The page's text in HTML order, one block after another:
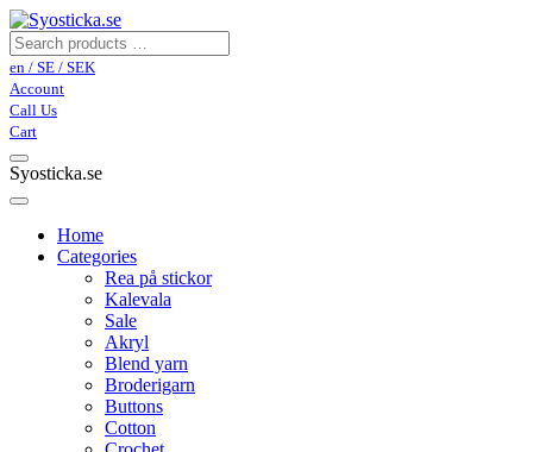
en / SE / SEK
Account
Call Us
Cart
Syosticka.se
Home
Categories
Rea på stickor
Kalevala
Sale
Akryl
Blend yarn
Broderigarn
Buttons
Cotton